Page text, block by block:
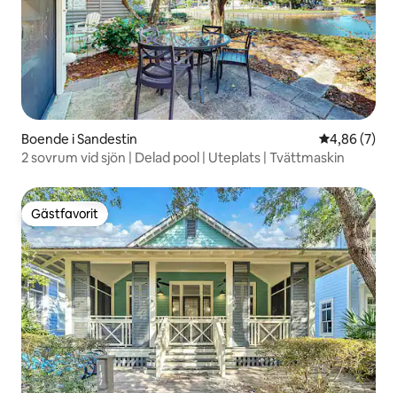
Boende i Sandestin 4,86 av 5 i
4,86 (7)
2 sovrum vid sjön | Delad pool | Uteplats | Tvättmaskin
Gästfavorit
Gästfavorit